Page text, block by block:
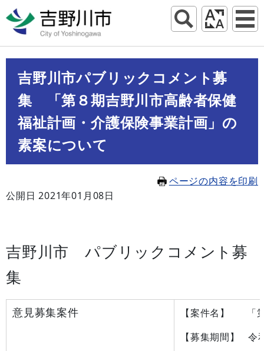
吉野川市パブリックコメント募
集 「第８期吉野川市高齢者保健
福祉計画・介護保険事業計画」の
素案について
ページの内容を印刷
公開日 2021年01月08日
吉野川市 パブリックコメント募
集
意見募集案件
【案件名】 「第
【募集期間】 令